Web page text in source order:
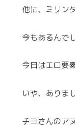
他に、ミリン
今もあるんで
今日はエロ要
いや、ありま
チヨさんのア